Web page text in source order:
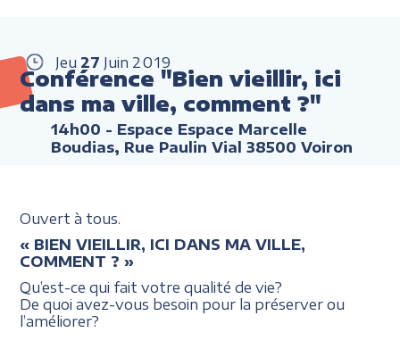
Jeu 27 Juin 2019
Conférence "Bien vieillir, ici
dans ma ville, comment ?"
14h00 - Espace Espace Marcelle
Boudias, Rue Paulin Vial 38500 Voiron
Ouvert à tous.
« BIEN VIEILLIR, ICI DANS MA VILLE,
COMMENT ? »
Qu’est-ce qui fait votre qualité de vie?
De quoi avez-vous besoin pour la préserver ou
l’améliorer?